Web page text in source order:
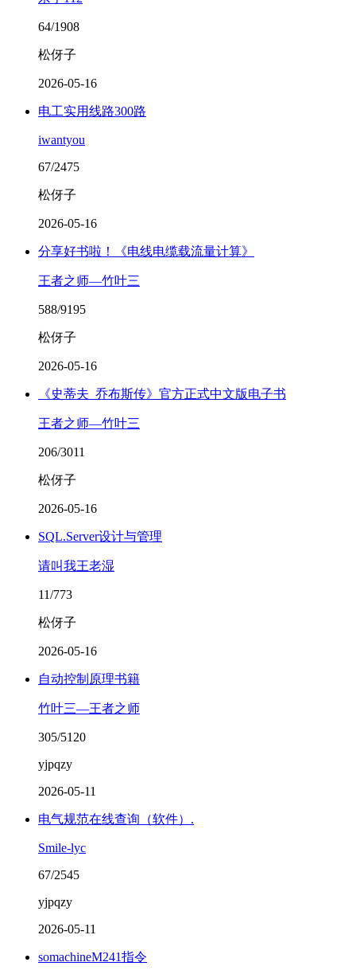
64/1908
松伢子
2026-05-16
电工实用线路300路
iwantyou
67/2475
松伢子
2026-05-16
分享好书啦！《电线电缆载流量计算》
王者之师—竹叶三
588/9195
松伢子
2026-05-16
《史蒂夫_乔布斯传》官方正式中文版电子书
王者之师—竹叶三
206/3011
松伢子
2026-05-16
SQL.Server设计与管理
请叫我王老湿
11/773
松伢子
2026-05-16
自动控制原理书籍
竹叶三—王者之师
305/5120
yjpqzy
2026-05-11
电气规范在线查询（软件）.
Smile-lyc
67/2545
yjpqzy
2026-05-11
somachineM241指令